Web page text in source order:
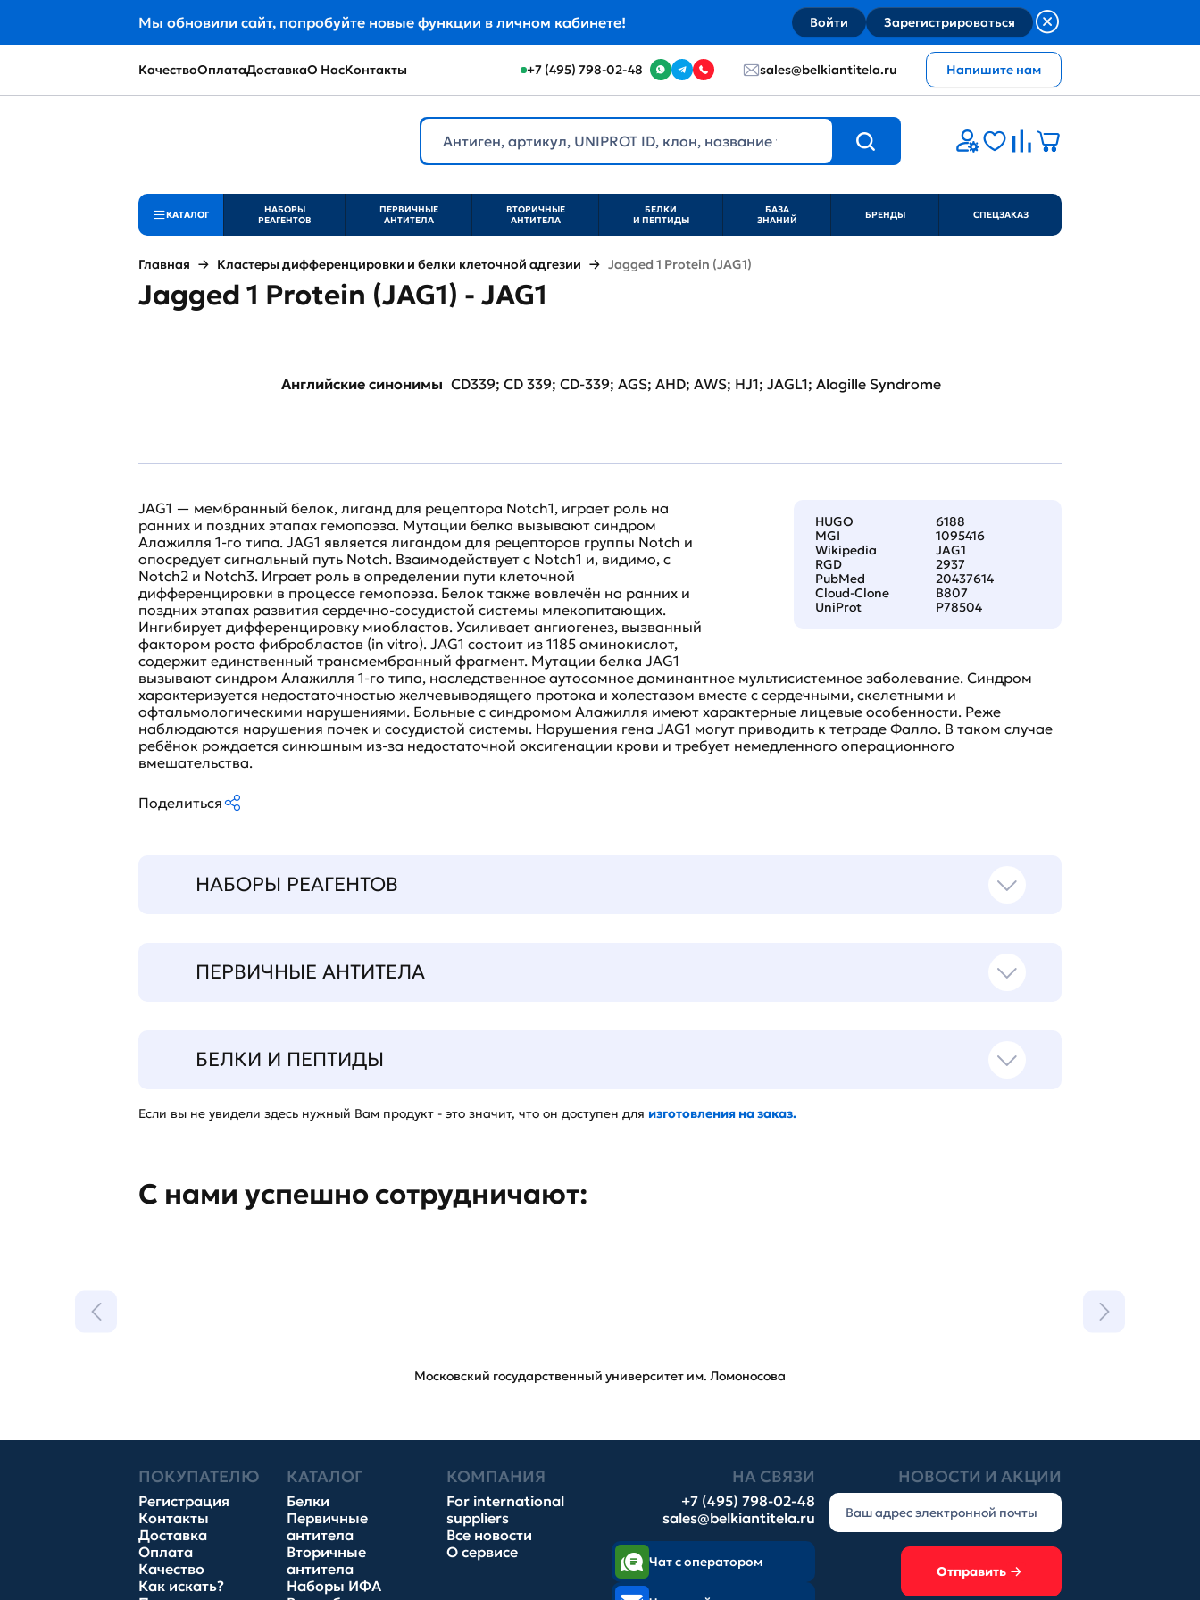
Мы обновили сайт, попробуйте новые функции в личном кабинете! Войти Зарегистрироваться
КачествоОплатаДоставкаО НасКонтакты +7 (495) 798-02-48 sales@belkiantitela.ru Напишите нам
КАТАЛОГ
НАБОРЫ
РЕАГЕНТОВ
ПЕРВИЧНЫЕ
АНТИТЕЛА
ВТОРИЧНЫЕ
АНТИТЕЛА
БЕЛКИ
И ПЕПТИДЫ
БАЗА
ЗНАНИЙ
БРЕНДЫ СПЕЦЗАКАЗ
Главная Кластеры дифференцировки и белки клеточной адгезии Jagged 1 Protein (JAG1)
Jagged 1 Protein (JAG1) - JAG1
Английские синонимы CD339; CD 339; CD-339; AGS; AHD; AWS; HJ1; JAGL1; Alagille Syndrome
HUGO
6188
MGI
1095416
Wikipedia
JAG1
RGD
2937
PubMed
20437614
Cloud-Clone
B807
UniProt
P78504
JAG1 — мембранный белок, лиганд для рецептора Notch1, играет роль на
ранних и поздних этапах гемопоэза. Мутации белка вызывают синдром
Алажилля 1-го типа. JAG1 является лигандом для рецепторов группы Notch и
опосредует сигнальный путь Notch. Взаимодействует с Notch1 и, видимо, с
Notch2 и Notch3. Играет роль в определении пути клеточной
дифференцировки в процессе гемопоэза. Белок также вовлечён на ранних и
поздних этапах развития сердечно-сосудистой системы млекопитающих.
Ингибирует дифференцировку миобластов. Усиливает ангиогенез, вызванный
фактором роста фибробластов (in vitro). JAG1 состоит из 1185 аминокислот,
содержит единственный трансмембранный фрагмент. Мутации белка JAG1
вызывают синдром Алажилля 1-го типа, наследственное аутосомное доминантное мультисистемное заболевание. Синдром
характеризуется недостаточностью желчевыводящего протока и холестазом вместе с сердечными, скелетными и
офтальмологическими нарушениями. Больные с синдромом Алажилля имеют характерные лицевые особенности. Реже
наблюдаются нарушения почек и сосудистой системы. Нарушения гена JAG1 могут приводить к тетраде Фалло. В таком случае
ребёнок рождается синюшным из-за недостаточной оксигенации крови и требует немедленного операционного
вмешательства.
Поделиться
НАБОРЫ РЕАГЕНТОВ
ПЕРВИЧНЫЕ АНТИТЕЛА
БЕЛКИ И ПЕПТИДЫ
Если вы не увидели здесь нужный Вам продукт - это значит, что он доступен для изготовления на заказ.
С нами успешно сотрудничают:
Московский государственный университет им. Ломоносова
ПОКУПАТЕЛЮ
Регистрация
Контакты
Доставка
Оплата
Качество
Как искать?
КАТАЛОГ
Белки
Первичные
антитела
Вторичные
антитела
Наборы ИФА
КОМПАНИЯ
For international
suppliers
Все новости
О сервисе
НА СВЯЗИ
+7 (495) 798-02-48
sales@belkiantitela.ru
НОВОСТИ И АКЦИИ
Отправить
Чат с оператором